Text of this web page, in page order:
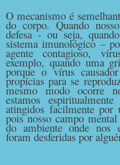
O mecanismo é
do corpo. Quando
defesa - ou seja,
sistema imunológico –
agente contagioso,
exemplo, quando uma
porque o vírus
propícias para se
mesmo modo ocorre
estamos
atingidos facilmente por
pois nosso campo
do ambiente onde nos
foram desferidas por